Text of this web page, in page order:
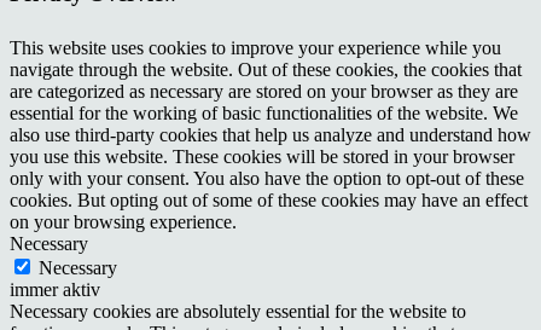
This website uses cookies to improve your experience while you
navigate through the website. Out of these cookies, the cookies that
are categorized as necessary are stored on your browser as they are
essential for the working of basic functionalities of the website. We
also use third-party cookies that help us analyze and understand how
you use this website. These cookies will be stored in your browser
only with your consent. You also have the option to opt-out of these
cookies. But opting out of some of these cookies may have an effect
on your browsing experience.
Necessary
Necessary
immer aktiv
Necessary cookies are absolutely essential for the website to